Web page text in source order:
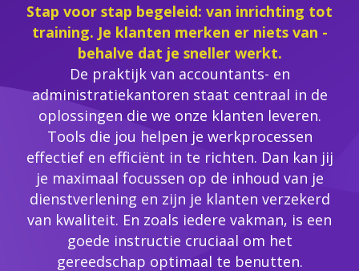
Stap voor stap begeleid: van inrichting tot
training. Je klanten merken er niets van -
behalve dat je sneller werkt.
De praktijk van accountants- en
administratiekantoren staat centraal in de
oplossingen die we onze klanten leveren.
Tools die jou helpen je werkprocessen
effectief en efficiënt in te richten. Dan kan jij
je maximaal focussen op de inhoud van je
dienstverlening en zijn je klanten verzekerd
van kwaliteit. En zoals iedere vakman, is een
goede instructie cruciaal om het
gereedschap optimaal te benutten.